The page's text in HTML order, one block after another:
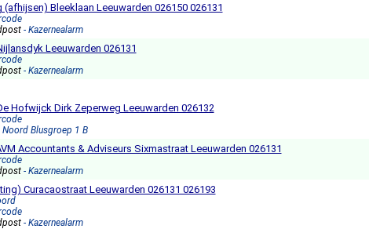
(afhijsen) Bleeklaan Leeuwarden 026150 026131
- Kazernealarm
Leeuwarden 026131
- Kazernealarm
Hofwijck Dirk Zeperweg Leeuwarden 026132
Noord Blusgroep 1 B
Accountants & Adviseurs Sixmastraat Leeuwarden 026131
- Kazernealarm
Curacaostraat Leeuwarden 026131 026193
- Kazernealarm